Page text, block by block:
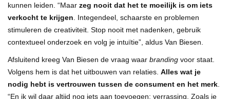
kunnen leiden. “Maar zeg nooit dat het te moeilijk is om iets
verkocht te krijgen . Integendeel, schaarste en problemen
stimuleren de creativiteit. Stop nooit met nadenken, gebruik
contextueel onderzoek en volg je intuïtie”, aldus Van Biesen.
Afsluitend kreeg Van Biesen de vraag waar branding voor staat.
Volgens hem is dat het uitbouwen van relaties. Alles wat je
nodig hebt is vertrouwen tussen de consument en het merk
“En ik wil daar altijd nog iets aan toevoegen: verrassing. Zoals je